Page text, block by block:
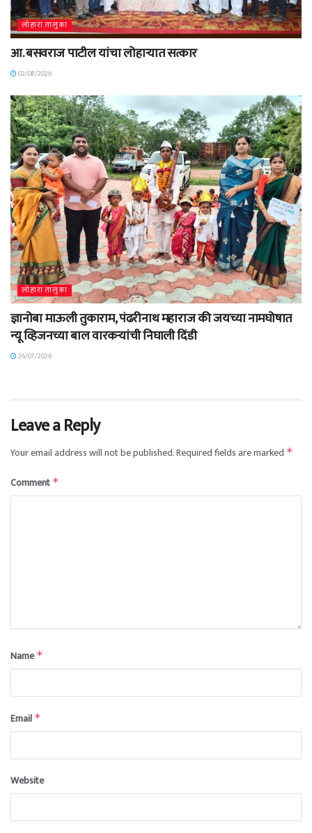
लोहारा तालुका
आ. बसवराज पाटील यांचा लोहाऱ्यात सत्कार
02/08/2026
लोहारा तालुका
ज्ञानोबा माऊली तुकाराम, पंढरीनाथ महाराज की जयच्या नामघोषात
न्यू व्हिजनच्या बाल वारकऱ्यांची निघाली दिंडी
26/07/2026
Leave a Reply
Your email address will not be published.Required fields are marked *
Comment *
Name*
Email *
Website